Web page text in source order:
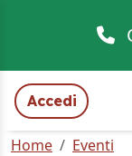
Accedi
Home
Eventi